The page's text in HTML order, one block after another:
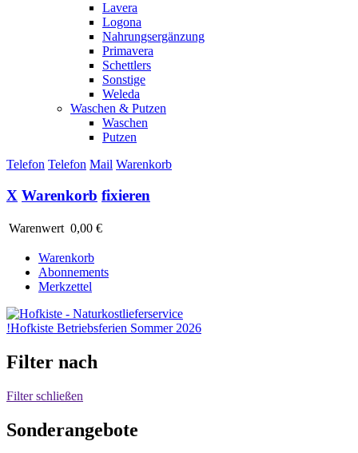
Lavera
Logona
Nahrungsergänzung
Primavera
Schettlers
Sonstige
Weleda
Waschen & Putzen
Waschen
Putzen
Telefon Telefon Mail Warenkorb
X Warenkorb fixieren
Warenwert 0,00 €
Warenkorb
Abonnements
Merkzettel
!Hofkiste Betriebsferien Sommer 2026
Filter nach
Filter schließen
Sonderangebote